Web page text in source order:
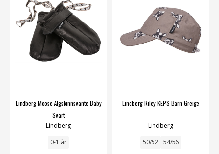
Lindberg Moose Älgskinnsvante Baby
Svart
Lindberg
0-1 år
Lindberg Riley KEPS Barn Greige
Lindberg
50/52 54/56